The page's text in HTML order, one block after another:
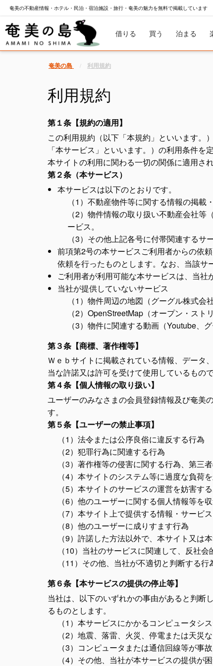
奄美の不動産情報・ホテル・民泊・宿泊施設・旅行・奄美の魅力を無料で掲載しています
借りる 買う 泊まる
奄美の島 利用規約
利用規約
第１条【規約の適用】
この利用規約（以下「本規約」といいます。
「本サービス」といいます。）の利用条件
本サイトの利用に関わる一切の関係に適用され
第２条（本サービス）
本サービスは以下のとおりです。
（1）不動産物件等に関する情報の掲載
（2）物件情報の取り扱い不動産会社
ービス。
（3）その他上記各号に付帯関連するサー
前項第2号の本サービスご利用者からの依
依頼を行ったものとします。なお、当該サ
ご利用者が利用可能な本サービスは、当社
当社が提供していないサービス
（1）物件周辺の地図（グーグル株式会社
（2）OpenStreetMap（オープン・スト
（3）物件に関連する動画（Youtube、
第３条【商標、著作権等】
Ｗｅｂサイトに掲載されている情報、データ
当な許諾又は許可を受けて使用しているもの
第４条【個人情報の取り扱い】
ユーザーのみなさまの会員登録情報及び奄美
す。
第５条【ユーザーの禁止事項】
（1）法令または公序良俗に違反する行為
（2）犯罪行為に関連する行為
（3）著作権等の侵害に関する行為、第
（4）本サイトのシステム等に過度な負
（5）本サイトのサービスの運営を妨害す
（6）他のユーザーに関する個人情報等を
（7）本サイト上で提供する情報・サービ
（8）他のユーザーに成りすます行為
（9）許諾した方法以外で、本サイト又
（10）当社のサービスに関連して、反社
（11）その他、当社が不適切と判断する行
第６条【本サービスの提供の停止等】
当社は、以下のいずれかの事由があると判断
るものとします。
（1）本サービスにかかるコンピュータシ
（2）地震、落雷、火災、停電または天災
（3）コンピュータまたは通信回線等が事
（4）その他、当社が本サービスの提供が